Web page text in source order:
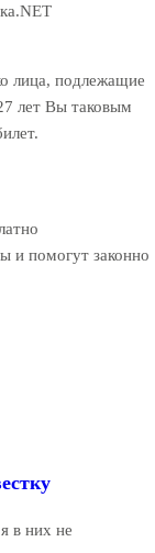
лица, подлежащие
лет Вы таковым
и помогут законно
в них не